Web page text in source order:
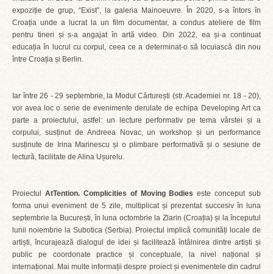
expoziție de grup, “Exist”, la galeria Mainoeuvre. În 2020, s-a întors în
Croația unde a lucrat la un film documentar, a condus ateliere de film
pentru tineri și s-a angajat în artă video. Din 2022, ea și-a continuat
educația în lucrul cu corpul, ceea ce a determinat-o să locuiască din nou
între Croația și Berlin.
Iar între 26 - 29 septembrie, la Modul Cărturești (str. Academiei nr. 18 - 20),
vor avea loc o serie de evenimente derulate de echipa Developing Art ca
parte a proiectului, astfel: un lecture performativ pe tema vârstei și a
corpului, susținut de Andreea Novac, un workshop și un performance
susținute de Irina Marinescu și o plimbare performativă și o sesiune de
lectură, facilitate de Alina Ușurelu.
Proiectul AtTention. Complicities of Moving Bodies este conceput sub
forma unui eveniment de 5 zile, multiplicat și prezentat succesiv în luna
septembrie la București, în luna octombrie la Zlarin (Croația) și la începutul
lunii noiembrie la Subotica (Serbia). Proiectul implică comunități locale de
artiști, încurajează dialogul de idei și facilitează întâlnirea dintre artiști și
public pe coordonate practice și conceptuale, la nivel național și
internațional. Mai multe informații despre proiect și evenimentele din cadrul